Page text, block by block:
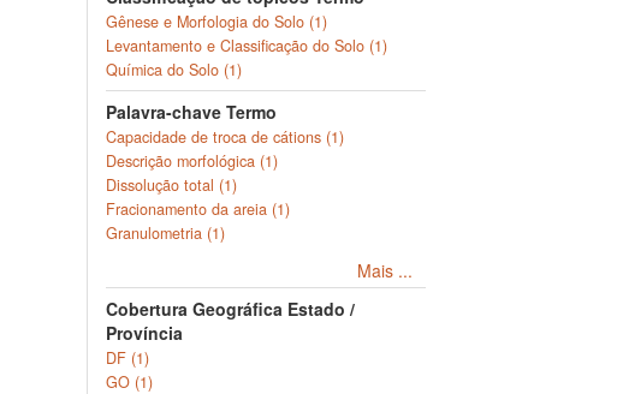
Gênese e Morfologia do Solo (1)
Levantamento e Classificação do Solo (1)
Química do Solo (1)
Palavra-chave Termo
Capacidade de troca de cátions (1)
Descrição morfológica (1)
Dissolução total (1)
Fracionamento da areia (1)
Granulometria (1)
Mais ...
Cobertura Geográfica Estado /
Província
DF (1)
GO (1)